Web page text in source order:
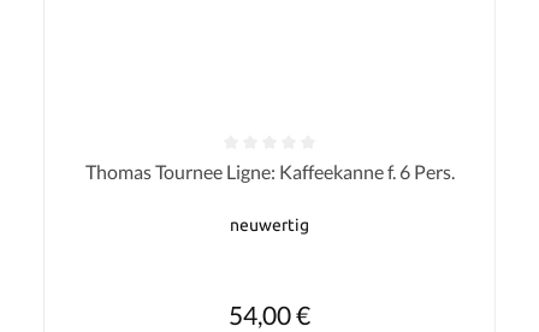
Durchschnittliche Bewertung von 0 von 5 Sternen
Thomas Tournee Ligne: Kaffeekanne f. 6 Pers.
neuwertig
54,00 €